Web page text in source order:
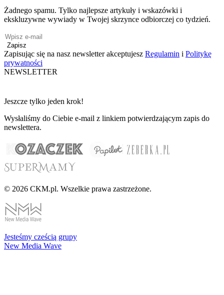
Żadnego spamu. Tylko najlepsze artykuły i wskazówki i
ekskluzywne wywiady w Twojej skrzynce odbiorczej co tydzień.
Zapisz
Zapisując się na nasz newsletter akceptujesz Regulamin i Politykę
prywatności
NEWSLETTER
Jeszcze tylko jeden krok!
Wysłaliśmy do Ciebie e-mail z linkiem potwierdzającym zapis do
newslettera.
© 2026 CKM.pl. Wszelkie prawa zastrzeżone.
Jesteśmy cześcią grupy
New Media Wave